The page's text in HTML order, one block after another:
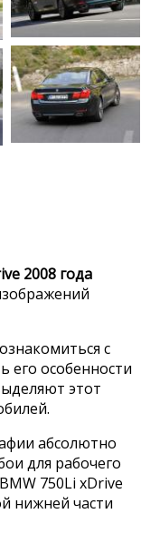
2008 года
с
его особенности
этот
абсолютно
для рабочего
750Li xDrive
нижней части